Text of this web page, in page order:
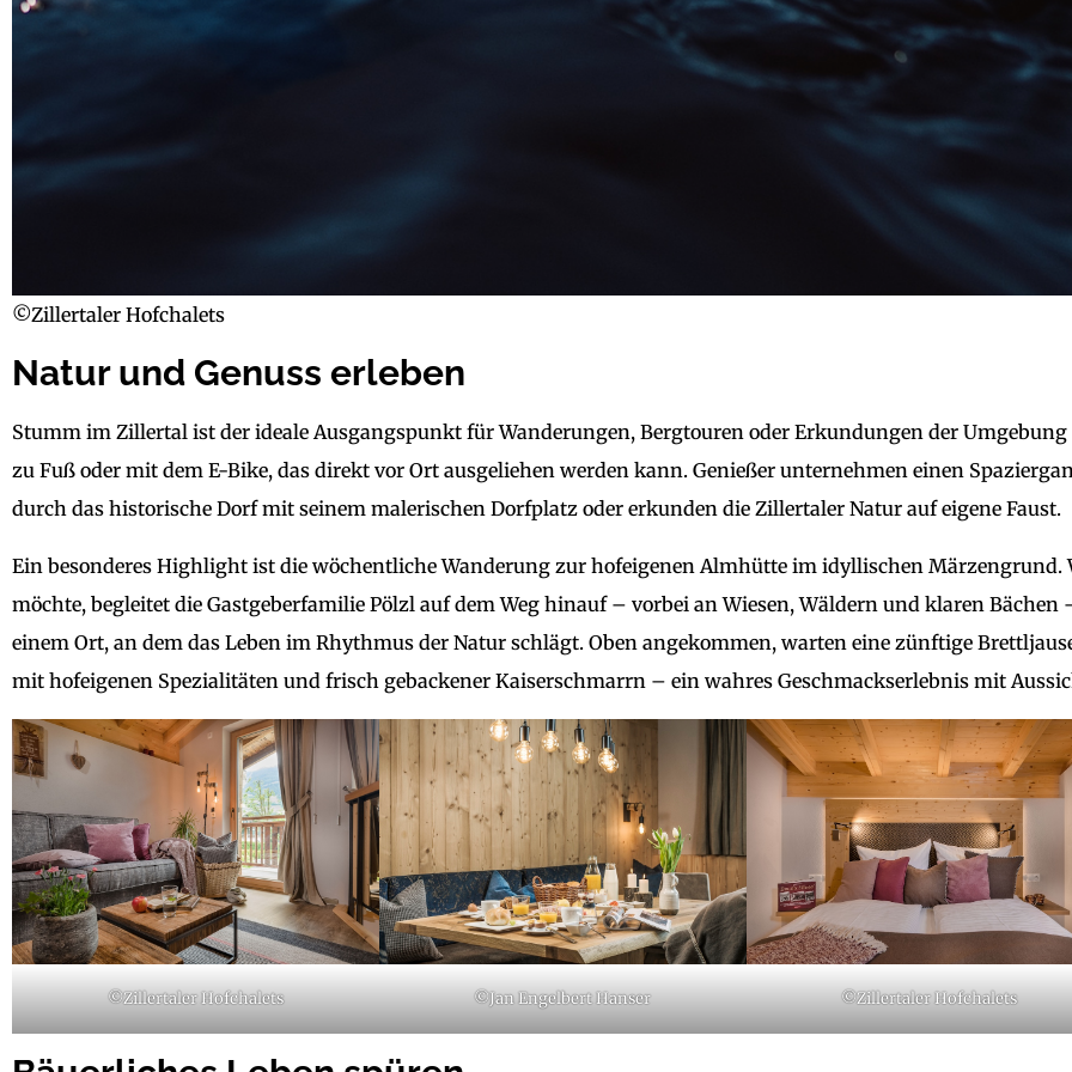
©Zillertaler Hofchalets
Natur und Genuss erleben
Stumm im Zillertal ist der ideale Ausgangspunkt für Wanderungen, Bergtouren oder Erkundungen der
zu Fuß oder mit dem E-Bike, das direkt vor Ort ausgeliehen werden kann. Genießer unternehmen einen
durch das historische Dorf mit seinem malerischen Dorfplatz oder erkunden die Zillertaler Natur auf eigene Faust.
Ein besonderes Highlight ist die wöchentliche Wanderung zur hofeigenen Almhütte im idyllischen Märzengrund.
möchte, begleitet die Gastgeberfamilie Pölzl auf dem Weg hinauf – vorbei an Wiesen, Wäldern und klaren Bächen
einem Ort, an dem das Leben im Rhythmus der Natur schlägt. Oben angekommen, warten eine zünftige
mit hofeigenen Spezialitäten und frisch gebackener Kaiserschmarrn – ein wahres Geschmackserlebnis mit
©Zillertaler Hofchalets ©Jan Engelbert Hanser ©Zillertaler Hofchalets